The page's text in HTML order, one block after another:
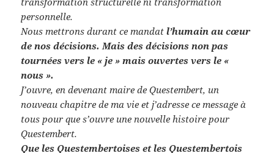
personnelle.
Nous mettrons durant ce mandat l’humain au cœur
de nos décisions. Mais des décisions non pas
tournées vers le « je » mais ouvertes vers le «
nous ».
J’ouvre, en devenant maire de Questembert, un
nouveau chapitre de ma vie et j’adresse ce message à
tous pour que s’ouvre une nouvelle histoire pour
Questembert.
Que les Questembertoises et les Questembertois